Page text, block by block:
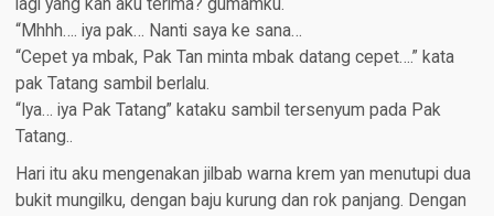
lagi yang kan aku terima? gumamku.
“Mhhh…. iya pak… Nanti saya ke sana…
“Cepet ya mbak, Pak Tan minta mbak datang cepet….” kata
pak Tatang sambil berlalu.
“Iya… iya Pak Tatang” kataku sambil tersenyum pada Pak
Tatang..
Hari itu aku mengenakan jilbab warna krem yan menutupi dua
bukit mungilku, dengan baju kurung dan rok panjang. Dengan